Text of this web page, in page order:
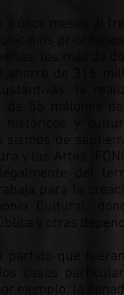
once meses al
los más de
ahorro de 316
la
de 55 millones
y
sismos de
y las Artes
del
para la
Cultural,
y otras
partido que
casos
ejemplo: la